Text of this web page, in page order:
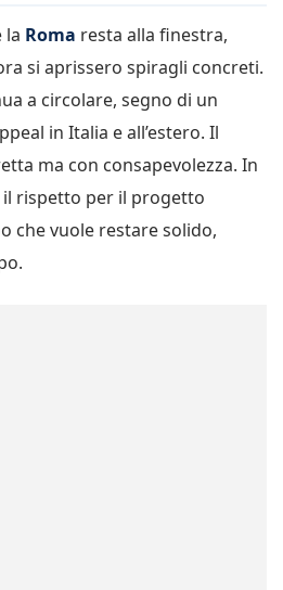
la Roma resta alla finestra,
si aprissero spiragli concreti.
a circolare, segno di un
in Italia e all’estero. Il
ma con consapevolezza. In
il rispetto per il progetto
che vuole restare solido,